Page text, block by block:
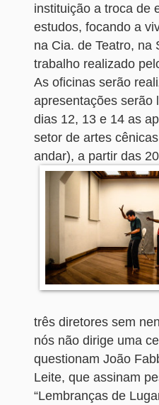
instituição a troca de
estudos, focando a
na Cia. de Teatro, na
trabalho realizado
As oficinas serão
apresentações serão
dias 12, 13 e 14 as
setor de artes
andar), a partir das
três diretores sem
nós não dirige uma
questionam João
Leite, que assinam
“Lembranças de